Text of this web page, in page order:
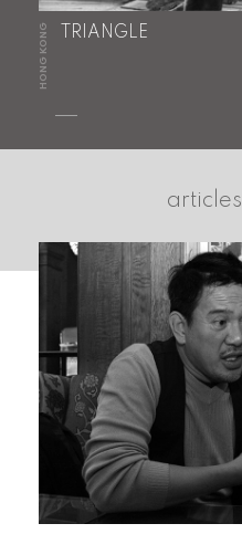
HONG KONG TRIANGLE
articles